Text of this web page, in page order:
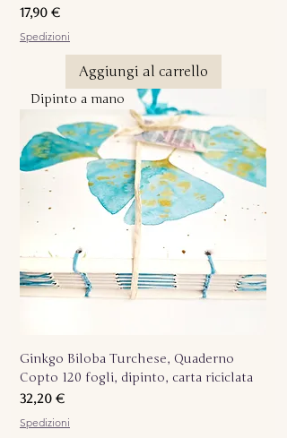
Prezzo
17,90 €
Spedizioni
Aggiungi al carrello
Dipinto a mano
Ginkgo Biloba Turchese, Quaderno
Copto 120 fogli, dipinto, carta riciclata
Prezzo
32,20 €
Spedizioni